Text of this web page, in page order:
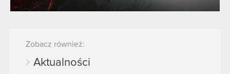
Zobacz również:
Aktualności